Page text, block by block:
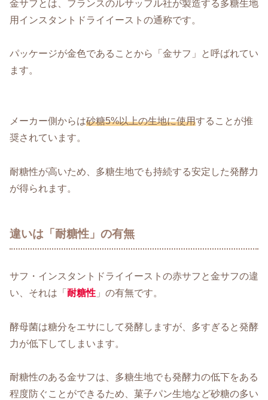
金サフとは、フランスのルサッフル社が製造する多糖生地
用インスタントドライイーストの通称です。
パッケージが金色であることから「金サフ」と呼ばれてい
ます。
メーカー側からは砂糖5%以上の生地に使用することが推
奨されています。
耐糖性が高いため、多糖生地でも持続する安定した発酵力
が得られます。
違いは「耐糖性」の有無
サフ・インスタントドライイーストの赤サフと金サフの違
い、それは「 耐糖性 」の有無です。
酵母菌は糖分をエサにして発酵しますが、多すぎると発酵
力が低下してしまいます。
耐糖性のある金サフは、多糖生地でも発酵力の低下をある
程度防ぐことができるため、菓子パン生地など砂糖の多い